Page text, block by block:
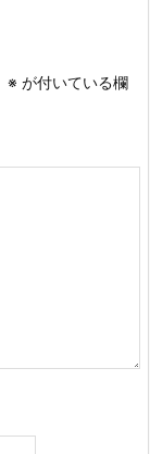
※ が付いている欄